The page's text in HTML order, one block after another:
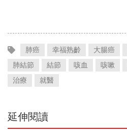
肺癌 幸福熟齡 大腸癌
肺結節
結節 咳血 咳嗽
治療
就醫
延伸閱讀